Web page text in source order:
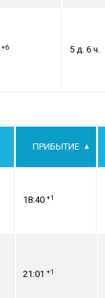
+6 5 д. 6 ч.
ПРИБЫТИЕ
18:40 +1
21:01 +1